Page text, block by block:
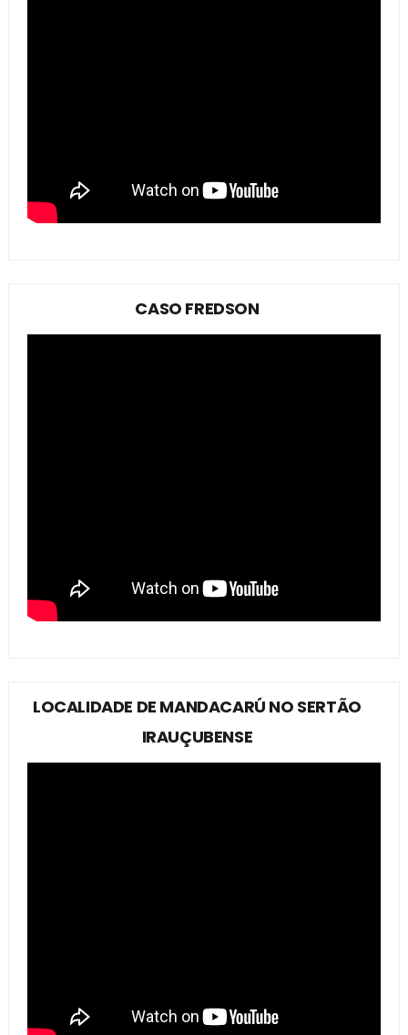
CASO FREDSON
LOCALIDADE DE MANDACARÚ NO SERTÃO
IRAUÇUBENSE